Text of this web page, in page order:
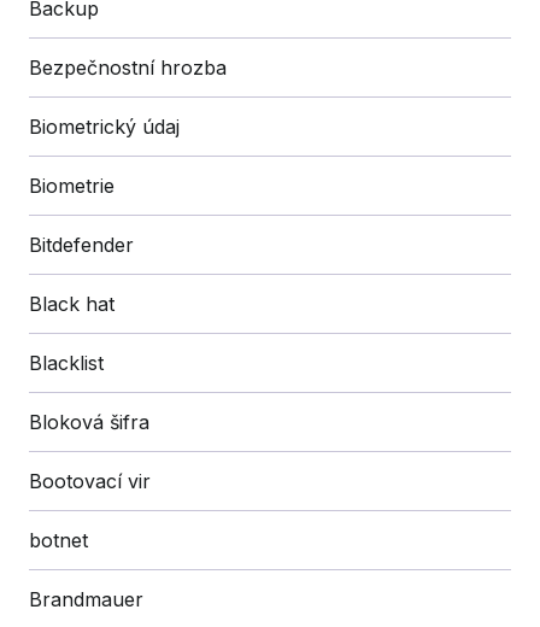
Backup
Bezpečnostní hrozba
Biometrický údaj
Biometrie
Bitdefender
Black hat
Blacklist
Bloková šifra
Bootovací vir
botnet
Brandmauer